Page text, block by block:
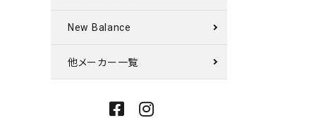
New Balance
他メーカー一覧